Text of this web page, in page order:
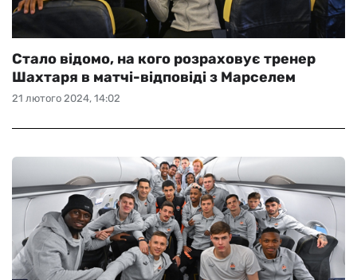
21 лютого 2024, 14:02
Стало відомо, на кого розраховує тренер
Шахтаря в матчі-відповіді з Марселем